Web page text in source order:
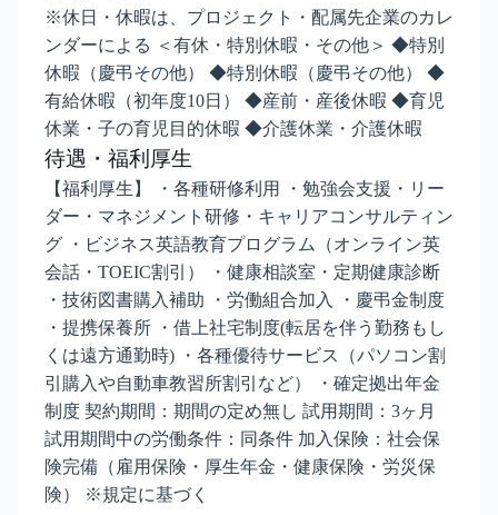
※休日・休暇は、プロジェクト・配属先企業のカレ
ンダーによる ＜有休・特別休暇・その他＞ ◆特別
休暇（慶弔その他） ◆特別休暇（慶弔その他） ◆
有給休暇（初年度10日） ◆産前・産後休暇 ◆育児
休業・子の育児目的休暇 ◆介護休業・介護休暇
待遇・福利厚生
【福利厚生】 ・各種研修利用 ・勉強会支援・リー
ダー・マネジメント研修・キャリアコンサルティン
グ ・ビジネス英語教育プログラム（オンライン英
会話・TOEIC割引） ・健康相談室・定期健康診断
・技術図書購入補助 ・労働組合加入 ・慶弔金制度
・提携保養所 ・借上社宅制度(転居を伴う勤務もし
くは遠方通勤時) ・各種優待サービス（パソコン割
引購入や自動車教習所割引など） ・確定拠出年金
制度 契約期間：期間の定め無し 試用期間：3ヶ月
試用期間中の労働条件：同条件 加入保険：社会保
険完備（雇用保険・厚生年金・健康保険・労災保
険） ※規定に基づく